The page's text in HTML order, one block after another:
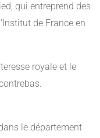
qui entreprend des
de France en
royale et le
le département